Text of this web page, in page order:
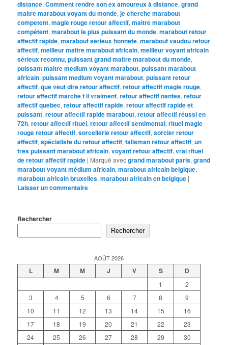
distance,Comment rendre son ex amoureux à distance,grand
maitre marabout voyant du monde,je cherche marabout
competent,magie rouge retour affectif,maitre marabout
compétent,marabout le plus puissant du monde,marabout retour
affectif rapide,marabout serieux honnete,marabout vaudou retour
affectif,meilleur maitre marabout africain,meilleur voyant africain
sérieux reconnu,puissant grand maitre marabout du monde,
puissant maitre medium voyant marabout,puissant marabout
africain,puissant medium voyant marabout,puissant retour
affectif,que veut dire retour affectif,retour affectif magie rouge,
retour affectif marche t il vraiment,retour affectif nantes,retour
affectif quebec,retour affectif rapide,retour affectif rapide et
puissant,retour affectif rapide marabout,retour affectif réussi en
72h,retour affectif rituel,retour affectif sentimental,rituel magie
rouge retour affectif,sorcellerie retour affectif,sorcier retour
affectif,spécialiste du retour affectif,talisman retour affectif,un
tres puissant marabout africain,voyant retour affectif,vrai rituel
de retour affectif rapide | Marqué avecgrand marabout paris,grand
marabout voyant médium africain,marabout africain belgique,
marabout africain bruxelles,marabout africain en belgique |
Laisser un commentaire
Rechercher
Rechercher
AOÛT 2026
L M M J V S D
1
2
3
4 5 6 7 8
9
10
11 12 13 14 15
16
17
18 19 20 21 22
23
24
25 26 27 28 29
30